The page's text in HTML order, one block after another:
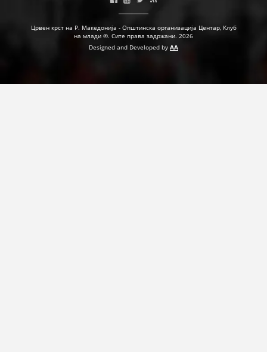
Црвен крст на Р. Македонија - Општинска организација Центар, Клуб
на млади ©. Сите права задржани. 2026
Designed and Developed by AA